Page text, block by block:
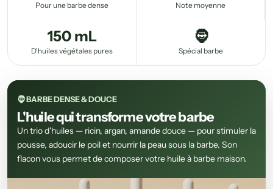
Pour une barbe dense Note moyenne
150 mL
D'huiles végétales pures
🧔
Spécial barbe
🧔 BARBE DENSE & DOUCE
L'huile qui transforme votre barbe
Un trio d'huiles — ricin, argan, amande douce — pour stimuler la
pousse, adoucir le poil et nourrir la peau sous la barbe. Son
flacon vous permet de composer votre huile à barbe maison.